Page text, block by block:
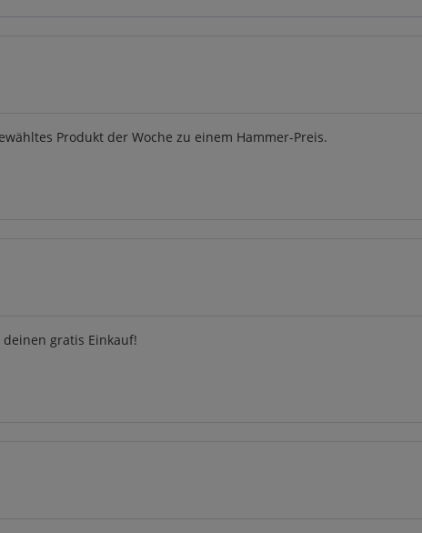
Produkt der Woche zu einem Hammer-Preis.
gratis Einkauf!